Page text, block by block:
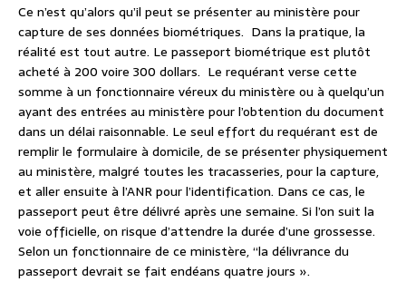
Ce n’est qu’alors qu’il peut se présenter au ministère pour
capture de ses données biométriques. Dans la pratique, la
réalité est tout autre. Le passeport biométrique est plutôt
acheté à 200 voire 300 dollars. Le requérant verse cette
somme à un fonctionnaire véreux du ministère ou à quelqu’un
ayant des entrées au ministère pour l’obtention du document
dans un délai raisonnable. Le seul effort du requérant est de
remplir le formulaire à domicile, de se présenter physiquement
au ministère, malgré toutes les tracasseries, pour la capture,
et aller ensuite à l’ANR pour l’identification. Dans ce cas, le
passeport peut être délivré après une semaine. Si l’on suit la
voie officielle, on risque d’attendre la durée d’une grossesse.
Selon un fonctionnaire de ce ministère, ‘‘la délivrance du
passeport devrait se fait endéans quatre jours ».